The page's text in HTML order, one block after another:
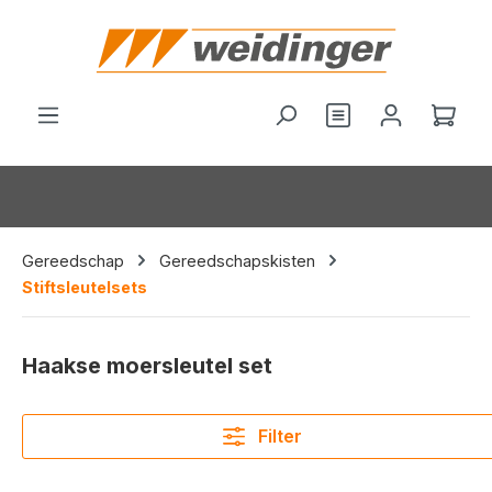
Je hebt 0 items
Gereedschap
Gereedschapskisten
Stiftsleutelsets
Haakse moersleutel set
Filter